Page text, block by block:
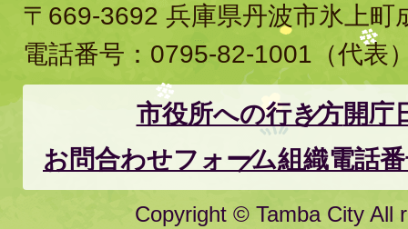
〒669-3692 兵庫県丹波市氷上町
電話番号： 0795-82-1001 （代表
市役所への行き方開庁
お問合わせフォーム組織電話
Copyright © Tamba City All